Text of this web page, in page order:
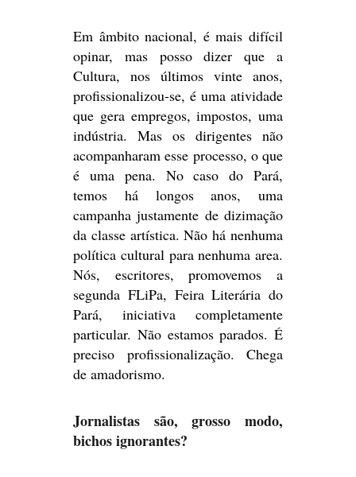
Em âmbito nacional, é mais difícil
opinar, mas posso dizer que a
Cultura, nos últimos vinte anos,
profissionalizou-se, é uma atividade
que gera empregos, impostos, uma
indústria. Mas os dirigentes não
acompanharam esse processo, o que
é uma pena. No caso do Pará,
temos há longos anos, uma
campanha justamente de dizimação
da classe artística. Não há nenhuma
política cultural para nenhuma area.
Nós, escritores, promovemos a
segunda FLiPa, Feira Literária do
Pará, iniciativa completamente
particular. Não estamos parados. É
preciso profissionalização. Chega
de amadorismo.
Jornalistas são, grosso modo,
bichos ignorantes?